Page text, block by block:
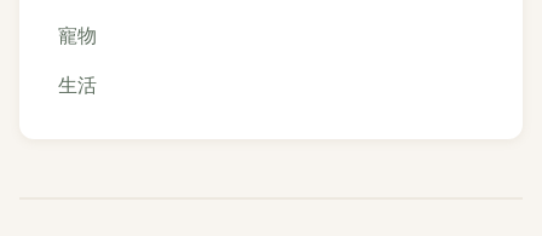
寵物
生活